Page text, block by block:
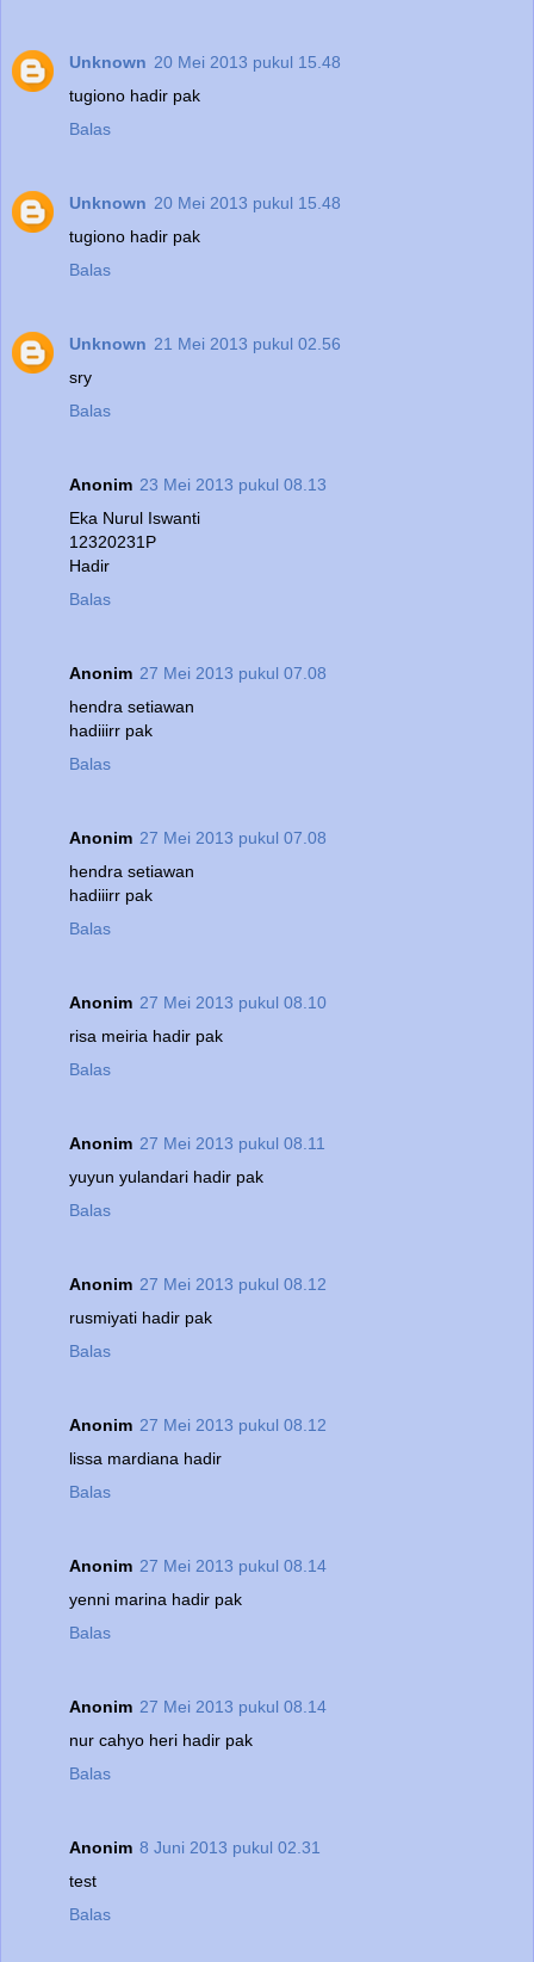
Unknown 20 Mei 2013 pukul 15.48
tugiono hadir pak
Balas
Unknown 20 Mei 2013 pukul 15.48
tugiono hadir pak
Balas
Unknown 21 Mei 2013 pukul 02.56
sry
Balas
Anonim 23 Mei 2013 pukul 08.13
Eka Nurul Iswanti
12320231P
Hadir
Balas
Anonim 27 Mei 2013 pukul 07.08
hendra setiawan
hadiiirr pak
Balas
Anonim 27 Mei 2013 pukul 07.08
hendra setiawan
hadiiirr pak
Balas
Anonim 27 Mei 2013 pukul 08.10
risa meiria hadir pak
Balas
Anonim 27 Mei 2013 pukul 08.11
yuyun yulandari hadir pak
Balas
Anonim 27 Mei 2013 pukul 08.12
rusmiyati hadir pak
Balas
Anonim 27 Mei 2013 pukul 08.12
lissa mardiana hadir
Balas
Anonim 27 Mei 2013 pukul 08.14
yenni marina hadir pak
Balas
Anonim 27 Mei 2013 pukul 08.14
nur cahyo heri hadir pak
Balas
Anonim 8 Juni 2013 pukul 02.31
test
Balas